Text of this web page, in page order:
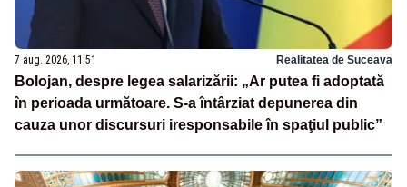
7 aug. 2026, 11:51 Realitatea de Suceava
Bolojan, despre legea salarizării: „Ar putea fi adoptată
în perioada următoare. S-a întârziat depunerea din
cauza unor discursuri iresponsabile în spaţiul public”